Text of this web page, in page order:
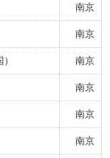
南京
南京
南京
南京
南京
南京